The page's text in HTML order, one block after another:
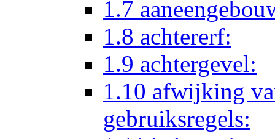
1.7
1.8 achtererf:
1.9 achtergevel:
1.10 afwijking
gebruiksregels: